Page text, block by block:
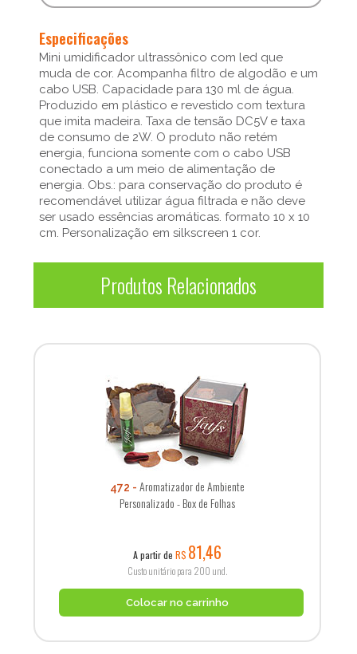
Especificações
Mini umidificador ultrassônico com led que
muda de cor. Acompanha filtro de algodão e um
cabo USB. Capacidade para 130 ml de água.
Produzido em plástico e revestido com textura
que imita madeira. Taxa de tensão DC5V e taxa
de consumo de 2W. O produto não retém
energia, funciona somente com o cabo USB
conectado a um meio de alimentação de
energia. Obs.: para conservação do produto é
recomendável utilizar água filtrada e não deve
ser usado essências aromáticas. formato 10 x 10
cm. Personalização em silkscreen 1 cor.
Produtos Relacionados
472
Aromatizador de Ambiente
Personalizado - Box de Folhas
A partir de R$ 81,46
Custo unitário para 200 und.
Colocar no carrinho